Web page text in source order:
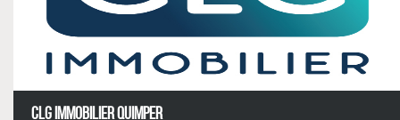
CLG IMMOBILIER QUIMPER